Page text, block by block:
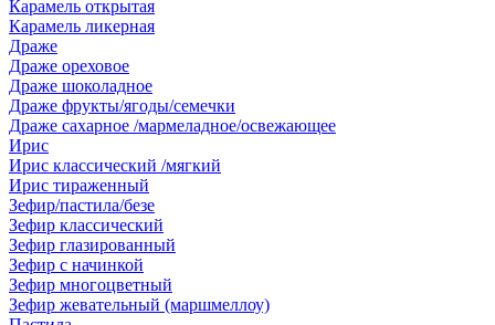
Карамель открытая
Карамель ликерная
Драже
Драже ореховое
Драже шоколадное
Драже фрукты/ягоды/семечки
Драже сахарное /мармеладное/освежающее
Ирис
Ирис классический /мягкий
Ирис тираженный
Зефир/пастила/безе
Зефир классический
Зефир глазированный
Зефир с начинкой
Зефир многоцветный
Зефир жевательный (маршмеллоу)